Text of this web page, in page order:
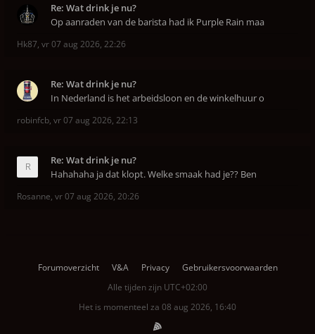
Re: Wat drink je nu?
Op aanraden van de barista had ik Purple Rain maa
Hk87, vr 07 aug 2026, 22:26
Re: Wat drink je nu?
In Nederland is het arbeidsloon en de winkelhuur o
robinfcb, vr 07 aug 2026, 22:13
Re: Wat drink je nu?
Hahahaha ja dat klopt. Welke smaak had je?? Ben
Rosanne, vr 07 aug 2026, 20:26
Forumoverzicht V&A Privacy
Gebruikersvoorwaarden
Alle tijden zijn UTC+02:00
Het is momenteel za 08 aug 2026, 16:40